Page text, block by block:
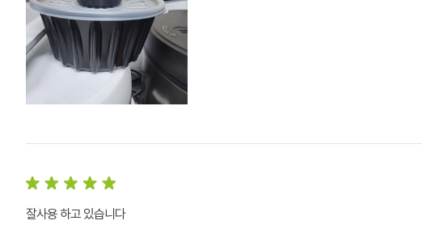
잘사용 하고 있습니다